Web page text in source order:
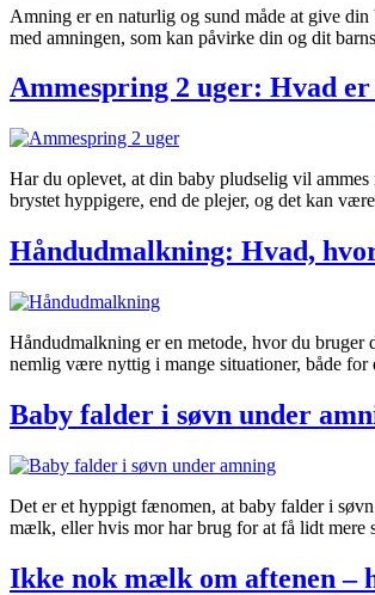
Amning er en naturlig og sund måde at give
med amningen, som kan påvirke din og dit
Ammespring 2 uger: Hvad
Har du oplevet, at din baby pludselig vil
brystet hyppigere, end de plejer, og det kan
Håndudmalkning: Hvad,
Håndudmalkning er en metode, hvor du
nemlig være nyttig i mange situationer, både
Baby falder i søvn under
Det er et hyppigt fænomen, at baby falder i
mælk, eller hvis mor har brug for at få lidt
Ikke nok mælk om aftenen –